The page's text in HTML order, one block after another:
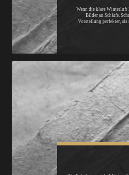
Wenn die klare Winterluft
Bilder an Schärfe.
Vorstellung perfekter, als